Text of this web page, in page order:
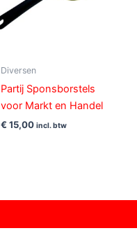
Diversen
Partij Sponsborstels
voor Markt en Handel
€ 15,00 incl. btw